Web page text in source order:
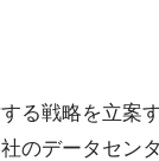
る戦略を立案
のデータセン